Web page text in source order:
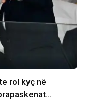
rol kyç në